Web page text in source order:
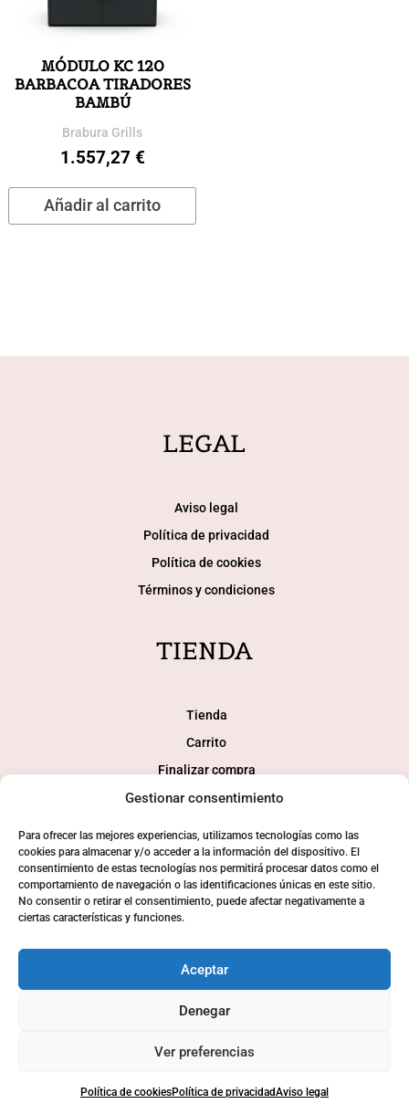
Gestionar consentimiento
Para ofrecer las mejores experiencias, utilizamos tecnologías como las
cookies para almacenar y/o acceder a la información del dispositivo. El
consentimiento de estas tecnologías nos permitirá procesar datos como el
comportamiento de navegación o las identificaciones únicas en este sitio.
No consentir o retirar el consentimiento, puede afectar negativamente a
ciertas características y funciones.
Aceptar
Denegar
Ver preferencias
Política de cookiesPolítica de privacidadAviso legal
MÓDULO KC 120
BARBACOA TIRADORES
BAMBÚ
Brabura Grills
1.557,27 €
Añadir al carrito
LEGAL
Aviso legal
Política de privacidad
Política de cookies
Términos y condiciones
TIENDA
Tienda
Carrito
Finalizar compra
Mi cuenta
SOCIAL
© 2024 Consaborahumo.com | Desarollo tienda online